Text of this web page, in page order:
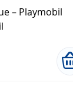
– Playmobil